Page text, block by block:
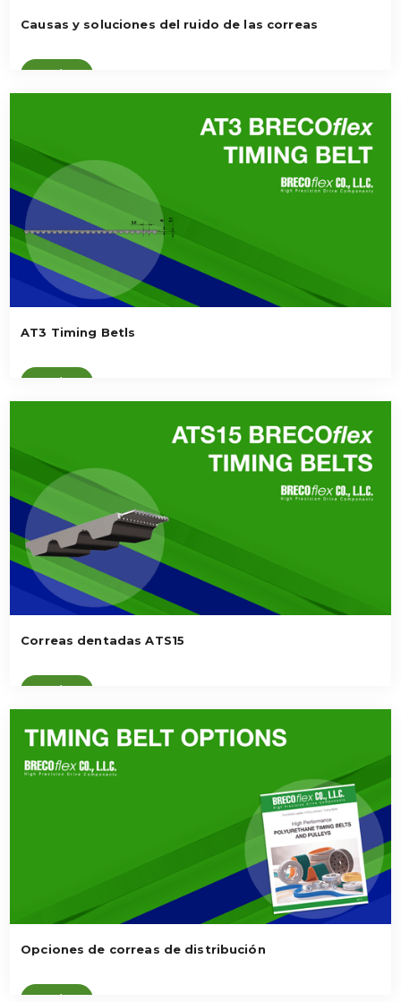
Causas y soluciones del ruido de las correas
AT3 Timing Betls
Correas dentadas ATS15
Opciones de correas de distribución
Ver vídeo